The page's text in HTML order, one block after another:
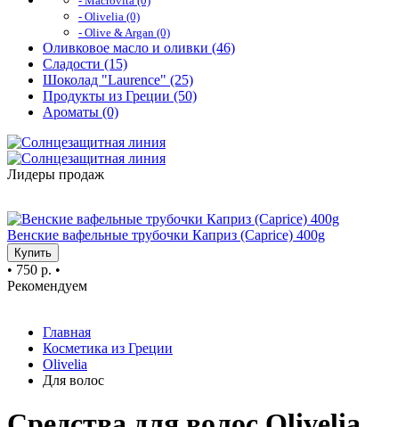
- Olivelia (0)
- Olive & Argan (0)
Оливковое масло и оливки (46)
Сладости (15)
Шоколад "Laurence" (25)
Продукты из Греции (50)
Ароматы (0)
Лидеры продаж
Венские вафельные трубочки Каприз (Caprice) 400g
Купить
• 750 р. •
Рекомендуем
Главная
Косметика из Греции
Olivelia
Для волос